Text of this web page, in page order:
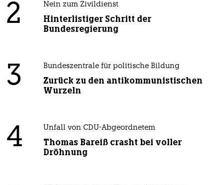
2 Nein zum Zivildienst
Hinterlistiger Schritt der
Bundesregierung
3 Bundeszentrale für politische Bildung
Zurück zu den antikommunistischen
Wurzeln
4 Unfall von CDU-Abgeordnetem
Thomas Bareiß crasht bei voller
Dröhnung